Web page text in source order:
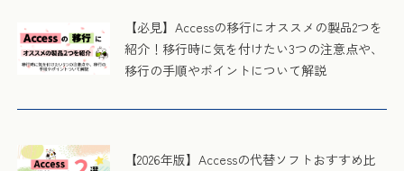
【必見】Accessの移行にオススメの製品2つを
紹介！移行時に気を付けたい3つの注意点や、
移行の手順やポイントについて解説
【2026年版】Accessの代替ソフトおすすめ比